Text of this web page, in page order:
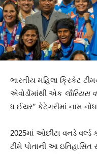
ભારતીય મહિલા ક્રિકેટ
એવોર્ડોમાંથી એક લૌરિયસ
ધ ઈયર” કેટેગરીમાં નામ
2025માં ઓછીટા વનડે વર્લ્ડ
ટીમે પોતાની આ